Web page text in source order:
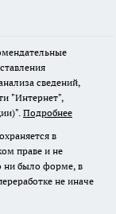
сведений,
"Интернет",
Подробнее
в
праве и не
ни было форме, в
не иначе